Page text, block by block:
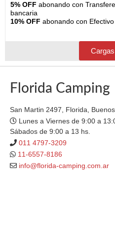
5% OFF abonando con
bancaria
10% OFF abonando con Efectivo
Florida Camping
San Martin 2497, Florida,
Lunes a Viernes de 9:00 a
Sábados de 9:00 a 13 hs.
011 4797-3209
11-6557-8186
info@florida-camping.com.ar